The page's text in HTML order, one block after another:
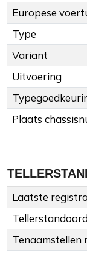
Europese
Type
Variant
Uitvoering
Plaats
Laatste
Tenaamstellen